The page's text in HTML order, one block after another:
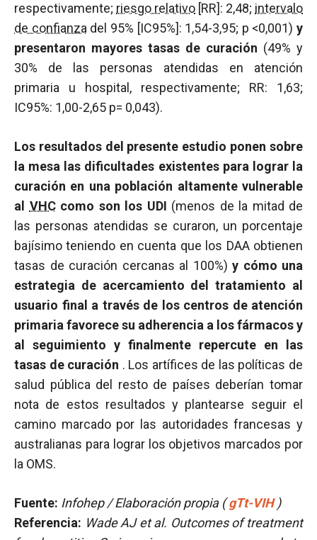
respectivamente; riesgo relativo [RR]: 2,48; intervalo
de confianza del 95% [IC95%]: 1,54-3,95; p <0,001) y
presentaron mayores tasas de curación (49% y
30% de las personas atendidas en atención
primaria u hospital, respectivamente; RR: 1,63;
IC95%: 1,00-2,65 p= 0,043).
Los resultados del presente estudio ponen sobre
la mesa las dificultades existentes para lograr la
curación en una población altamente vulnerable
al VHCcomo son los UDI (menos de la mitad de
las personas atendidas se curaron, un porcentaje
bajísimo teniendo en cuenta que los DAA obtienen
tasas de curación cercanas al 100%) y cómo una
estrategia de acercamiento del tratamiento al
usuario final a través de los centros de atención
primaria favorece su adherencia a los fármacos y
al seguimiento y finalmente repercute en las
tasas de curación . Los artífices de las políticas de
salud pública del resto de países deberían tomar
nota de estos resultados y plantearse seguir el
camino marcado por las autoridades francesas y
australianas para lograr los objetivos marcados por
la OMS.
Fuente: Infohep / Elaboración propia ( gTt-VIH )
Referencia: Wade AJ et al. Outcomes of treatment